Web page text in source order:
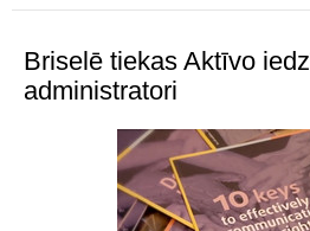
Briselē tiekas Aktīvo
administratori